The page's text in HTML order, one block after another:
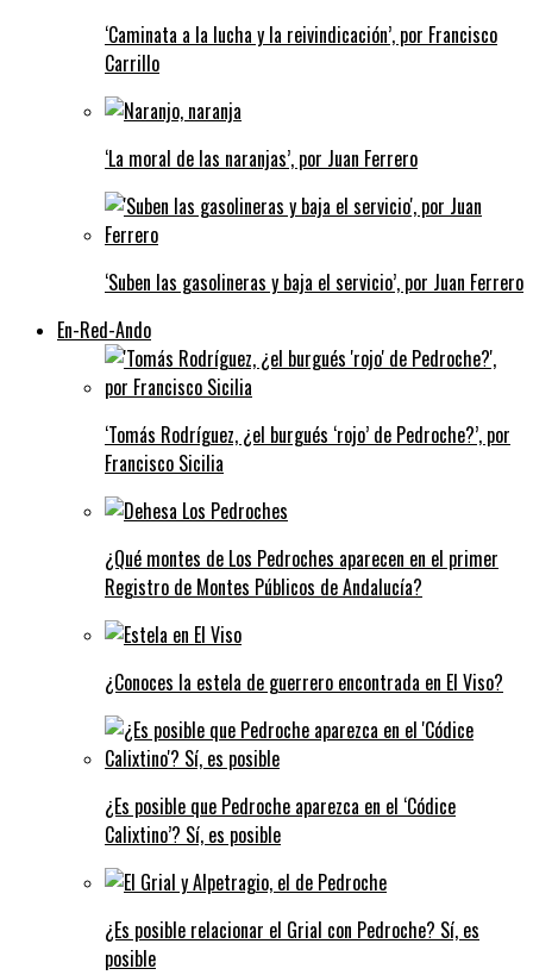
‘Caminata a la lucha y la reivindicación’, por Francisco
Carrillo
‘La moral de las naranjas’, por Juan Ferrero
‘Suben las gasolineras y baja el servicio’, por Juan Ferrero
En-Red-Ando
‘Tomás Rodríguez, ¿el burgués ‘rojo’ de Pedroche?’, por
Francisco Sicilia
¿Qué montes de Los Pedroches aparecen en el primer
Registro de Montes Públicos de Andalucía?
¿Conoces la estela de guerrero encontrada en El Viso?
¿Es posible que Pedroche aparezca en el ‘Códice
Calixtino’? Sí, es posible
¿Es posible relacionar el Grial con Pedroche? Sí, es
posible